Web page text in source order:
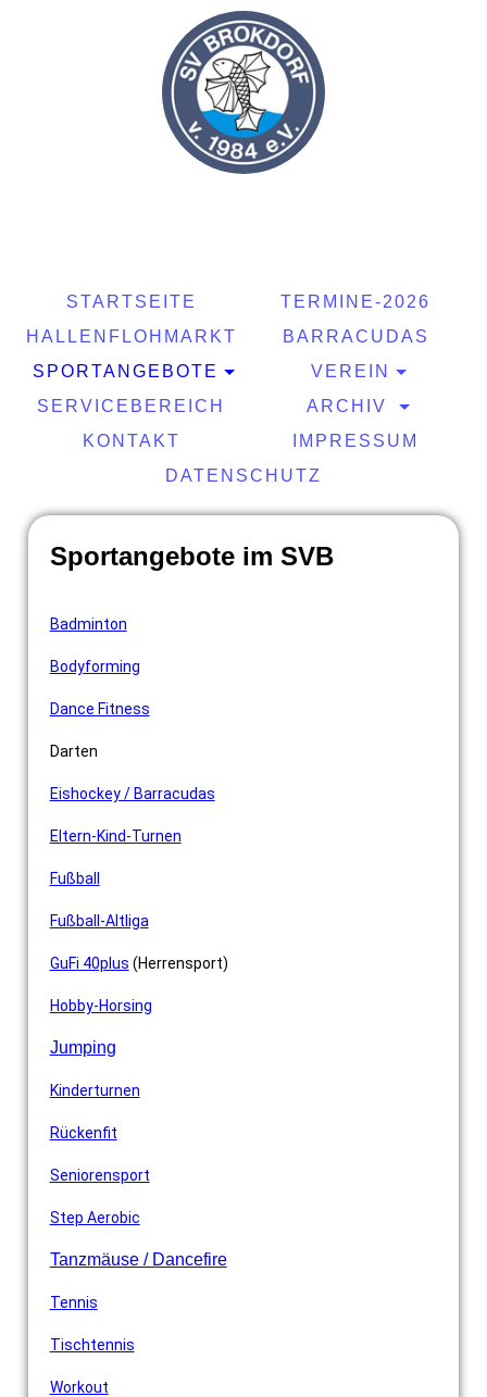
STARTSEITE
TERMINE-2026
HALLENFLOHMARKT
BARRACUDAS
SPORTANGEBOTE
VEREIN
SERVICEBEREICH
ARCHIV
KONTAKT
IMPRESSUM
DATENSCHUTZ
Sportangebote im SVB
Badminton
Bodyforming
Dance Fitness
Darten
Eishockey / Barracudas
Eltern-Kind-Turnen
Fußball
Fußball-Altliga
GuFi 40plus (Herrensport)
Hobby-Horsing
Jumping
Kinderturnen
Rückenfit
Seniorensport
Step Aerobic
Tanzmäuse / Dancefire
Tennis
Tischtennis
Workout